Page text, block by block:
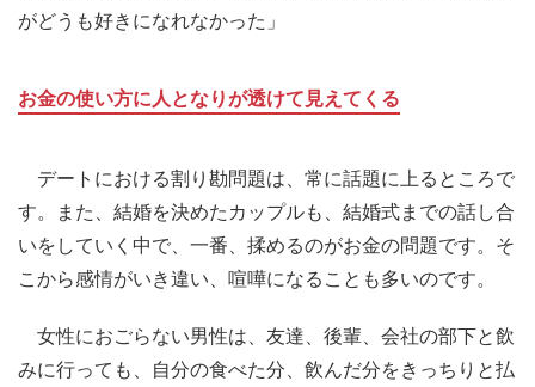
がどうも好きになれなかった」
お金の使い方に人となりが透けて見えてくる
デートにおける割り勘問題は、常に話題に上るところで
す。また、結婚を決めたカップルも、結婚式までの話し合
いをしていく中で、一番、揉めるのがお金の問題です。そ
こから感情がいき違い、喧嘩になることも多いのです。
女性におごらない男性は、友達、後輩、会社の部下と飲
みに行っても、自分の食べた分、飲んだ分をきっちりと払